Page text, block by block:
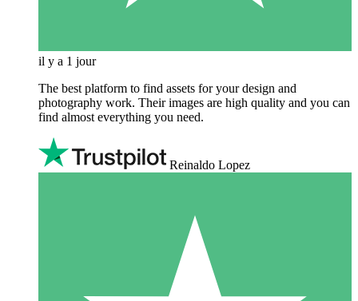
il y a 1 jour
The best platform to find assets for your design and
photography work. Their images are high quality and you can
find almost everything you need.
Reinaldo Lopez